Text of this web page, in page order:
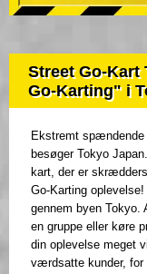
Street Go-Kart
Go-Karting" i
Ekstremt
besøger Tokyo
kart, der er
Go-Karting
gennem byen
en gruppe eller køre
din oplevelse meget
værdsatte kunder, for